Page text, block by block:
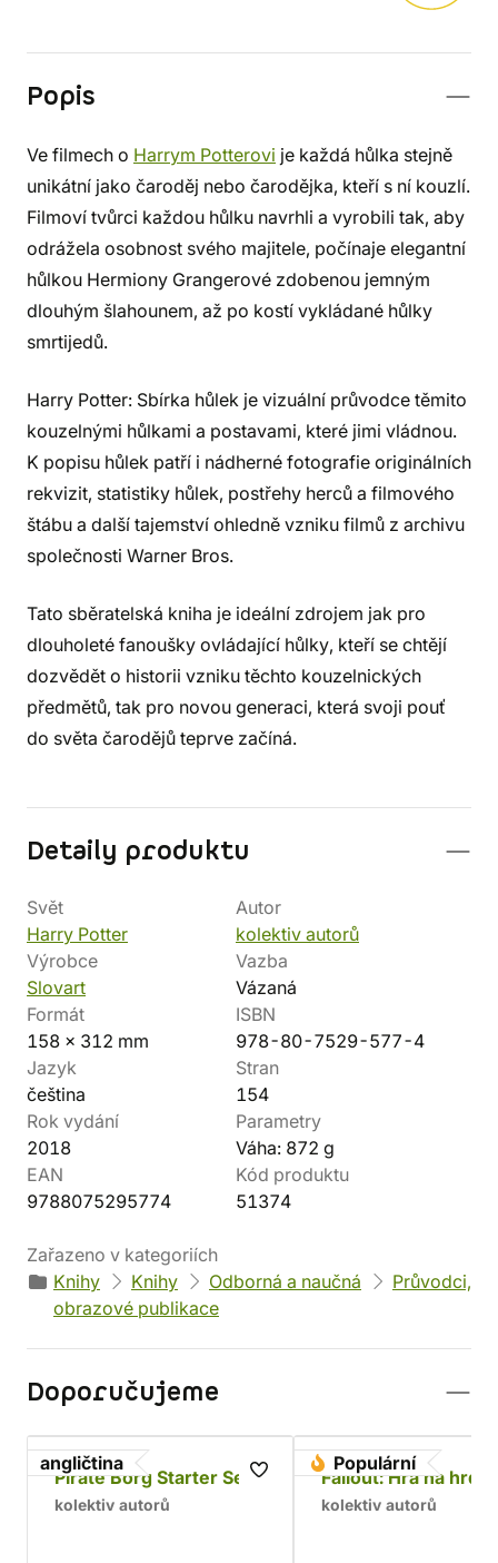
Popis
Ve filmech o Harrym Potterovi je každá hůlka stejně
unikátní jako čaroděj nebo čarodějka, kteří s ní kouzlí.
Filmoví tvůrci každou hůlku navrhli a vyrobili tak, aby
odrážela osobnost svého majitele, počínaje elegantní
hůlkou Hermiony Grangerové zdobenou jemným
dlouhým šlahounem, až po kostí vykládané hůlky
smrtijedů.
Harry Potter: Sbírka hůlek je vizuální průvodce těmito
kouzelnými hůlkami a postavami, které jimi vládnou.
K popisu hůlek patří i nádherné fotografie originálních
rekvizit, statistiky hůlek, postřehy herců a filmového
štábu a další tajemství ohledně vzniku filmů z archivu
společnosti Warner Bros.
Tato sběratelská kniha je ideální zdrojem jak pro
dlouholeté fanoušky ovládající hůlky, kteří se chtějí
dozvědět o historii vzniku těchto kouzelnických
předmětů, tak pro novou generaci, která svoji pouť
do světa čarodějů teprve začíná.
Detaily produktu
Svět
Harry Potter
Autor
kolektiv autorů
Výrobce
Slovart
Vazba
Vázaná
Formát
158 x 312 mm
ISBN
978-80-7529-577-4
Jazyk
čeština
Stran
154
Rok vydání
2018
Parametry
Váha: 872 g
EAN
9788075295774
Kód produktu
51374
Zařazeno v kategoriích
Knihy
Knihy Odborná a naučná
Průvodci,
obrazové publikace
Doporučujeme
angličtina
Pirate Borg Starter Set
kolektiv autorů
Populární
Fallout: Hra na
kolektiv autorů